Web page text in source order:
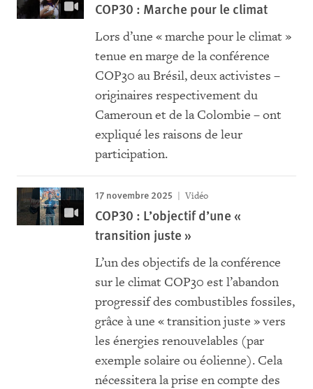
COP30 : Marche pour le climat
Lors d’une « marche pour le climat »
tenue en marge de la conférence
COP30 au Brésil, deux activistes –
originaires respectivement du
Cameroun et de la Colombie – ont
expliqué les raisons de leur
participation.
17 novembre 2025 Vidéo
COP30 : L’objectif d’une «
transition juste »
L’un des objectifs de la conférence
sur le climat COP30 est l’abandon
progressif des combustibles fossiles,
grâce à une « transition juste » vers
les énergies renouvelables (par
exemple solaire ou éolienne). Cela
nécessitera la prise en compte des